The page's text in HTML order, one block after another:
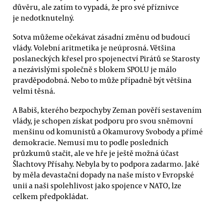
důvěru, ale zatím to vypadá, že pro své příznivce
je nedotknutelný.
Sotva můžeme očekávat zásadní změnu od budoucí
vlády. Volební aritmetika je neúprosná. Většina
poslaneckých křesel pro spojenectví Pirátů se Starosty
a nezávislými společně s blokem SPOLU je málo
pravděpodobná. Nebo to může případně být většina
velmi těsná.
A Babiš, kterého bezpochyby Zeman pověří sestavením
vlády, je schopen získat podporu pro svou sněmovní
menšinu od komunistů a Okamurovy Svobody a přímé
demokracie. Nemusí mu to podle posledních
průzkumů stačit, ale ve hře je ještě možná účast
Šlachtovy Přísahy. Nebyla by to podpora zadarmo. Jaké
by měla devastační dopady na naše místo v Evropské
unii a naši spolehlivost jako spojence v NATO, lze
celkem předpokládat.